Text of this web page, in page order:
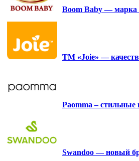
Boom Baby — марка
ТМ «Joie» —
Paomma –
Swandoo — новый